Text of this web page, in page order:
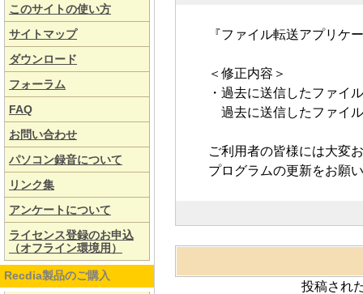
このサイトの使い方
サイトマップ
ダウンロード
フォーラム
FAQ
お問い合わせ
パソコン録音について
リンク集
アンケートについて
ライセンス登録のお申込
（オフライン環境用）
Recdia製品のご購入
『ファイル転送アプリケ
＜修正内容＞
・過去に送信したファイ
過去に送信したファイ
ご利用者の皆様には大変
プログラムの更新をお願
投稿され